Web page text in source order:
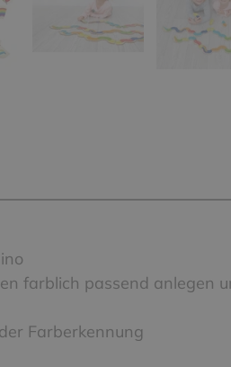
farblich passend anlegen
Farberkennung